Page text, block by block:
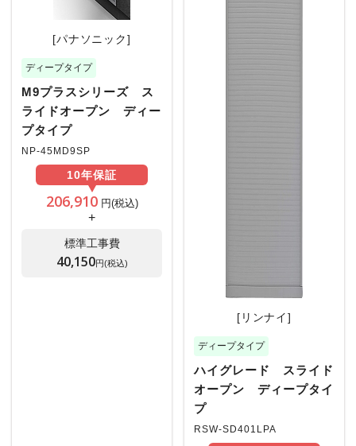
[パナソニック]
ディープタイプ
M9プラスシリーズ ス
ライドオープン ディー
プタイプ
NP-45MD9SP
10年保証
206,910円(税込)
+
標準工事費
40,150円(税込)
[リンナイ]
ディープタイプ
ハイグレード スライド
オープン ディープタイ
プ
RSW-SD401LPA